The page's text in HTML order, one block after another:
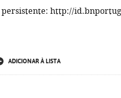
http://
ADICIONAR À LISTA